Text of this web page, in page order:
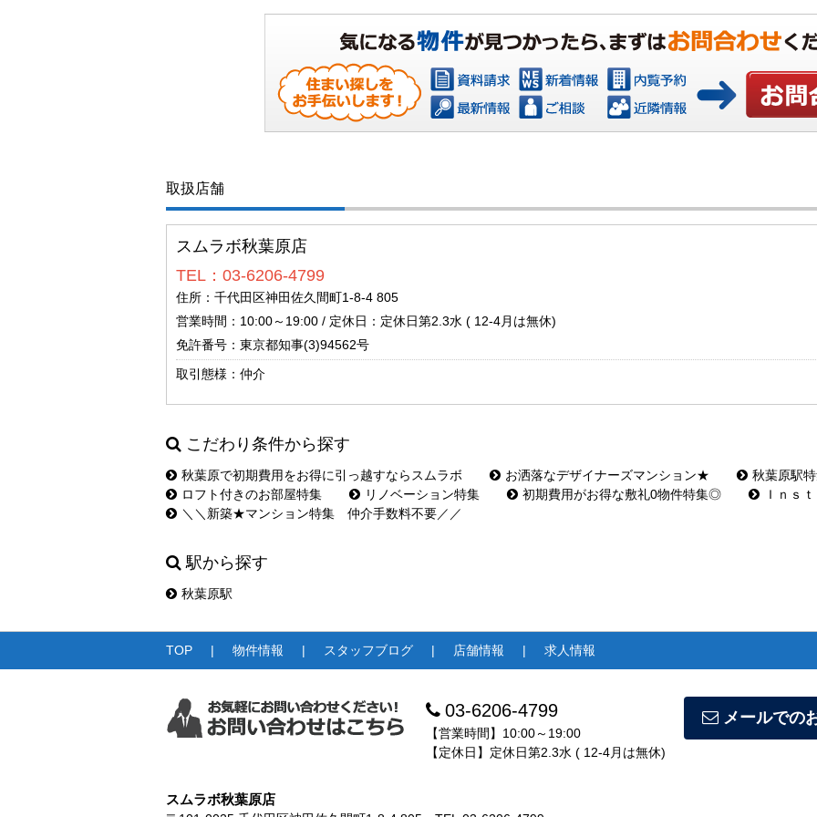
取扱店舗
スムラボ秋葉原店
TEL：03-6206-4799
住所：千代田区神田佐久間町1-8-4 805
営業時間：10:00～19:00 / 定休日：定休日第2.3水 ( 12-4月は無休)
免許番号：東京都知事(3)94562号
取引態様：仲介
こだわり条件から探す
秋葉原で初期費用をお得に引っ越すならスムラボ お洒落なデザイナーズマンション★
秋葉原駅
ロフト付きのお部屋特集
リノベーション特集 初期費用がお得な敷礼0物件特集◎
Ｉｎｓ
＼＼新築★マンション特集 仲介手数料不要／／
駅から探す
秋葉原駅
TOP 物件情報 スタッフブログ 店舗情報 求人情報
03-6206-4799
【営業時間】10:00～19:00
【定休日】定休日第2.3水 ( 12-4月は無休)
メールでの
スムラボ秋葉原店